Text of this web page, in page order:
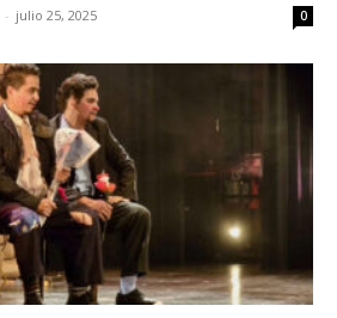
- julio 25, 2025 0